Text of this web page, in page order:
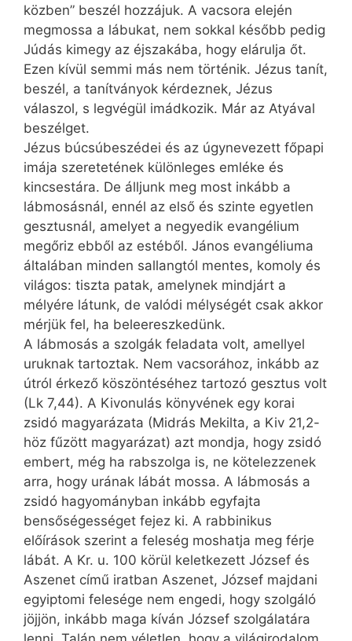
közben” beszél hozzájuk. A vacsora elején
megmossa a lábukat, nem sokkal később pedig
Júdás kimegy az éjszakába, hogy elárulja őt.
Ezen kívül semmi más nem történik. Jézus tanít,
beszél, a tanítványok kérdeznek, Jézus
válaszol, s legvégül imádkozik. Már az Atyával
beszélget.
Jézus búcsúbeszédei és az úgynevezett főpapi
imája szeretetének különleges emléke és
kincsestára. De álljunk meg most inkább a
lábmosásnál, ennél az első és szinte egyetlen
gesztusnál, amelyet a negyedik evangélium
megőriz ebből az estéből. János evangéliuma
általában minden sallangtól mentes, komoly és
világos: tiszta patak, amelynek mindjárt a
mélyére látunk, de valódi mélységét csak akkor
mérjük fel, ha beleereszkedünk.
A lábmosás a szolgák feladata volt, amellyel
uruknak tartoztak. Nem vacsorához, inkább az
útról érkező köszöntéséhez tartozó gesztus volt
(Lk 7,44). A Kivonulás könyvének egy korai
zsidó magyarázata (Midrás Mekilta, a Kiv 21,2-
höz fűzött magyarázat) azt mondja, hogy zsidó
embert, még ha rabszolga is, ne kötelezzenek
arra, hogy urának lábát mossa. A lábmosás a
zsidó hagyományban inkább egyfajta
bensőségességet fejez ki. A rabbinikus
előírások szerint a feleség moshatja meg férje
lábát. A Kr. u. 100 körül keletkezett József és
Aszenet című iratban Aszenet, József majdani
egyiptomi felesége nem engedi, hogy szolgáló
jöjjön, inkább maga kíván József szolgálatára